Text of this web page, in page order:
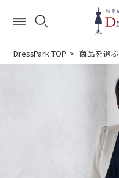
DressPark TOP 商品を選ぶ